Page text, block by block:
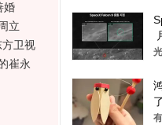
婚
立
方卫视
崔永